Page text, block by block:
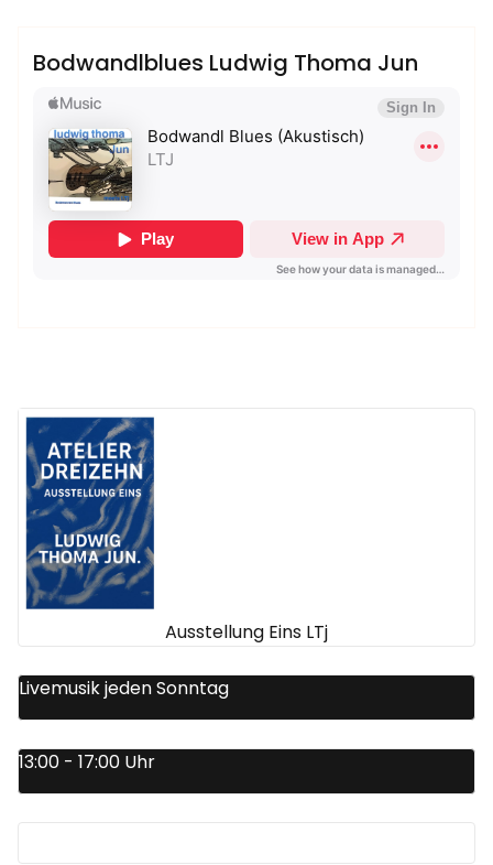
Sublinemusic & Media UG
Bodwandlblues Ludwig Thoma Jun
Ausstellung Eins LTj
Livemusik jeden Sonntag
13:00 - 17:00 Uhr